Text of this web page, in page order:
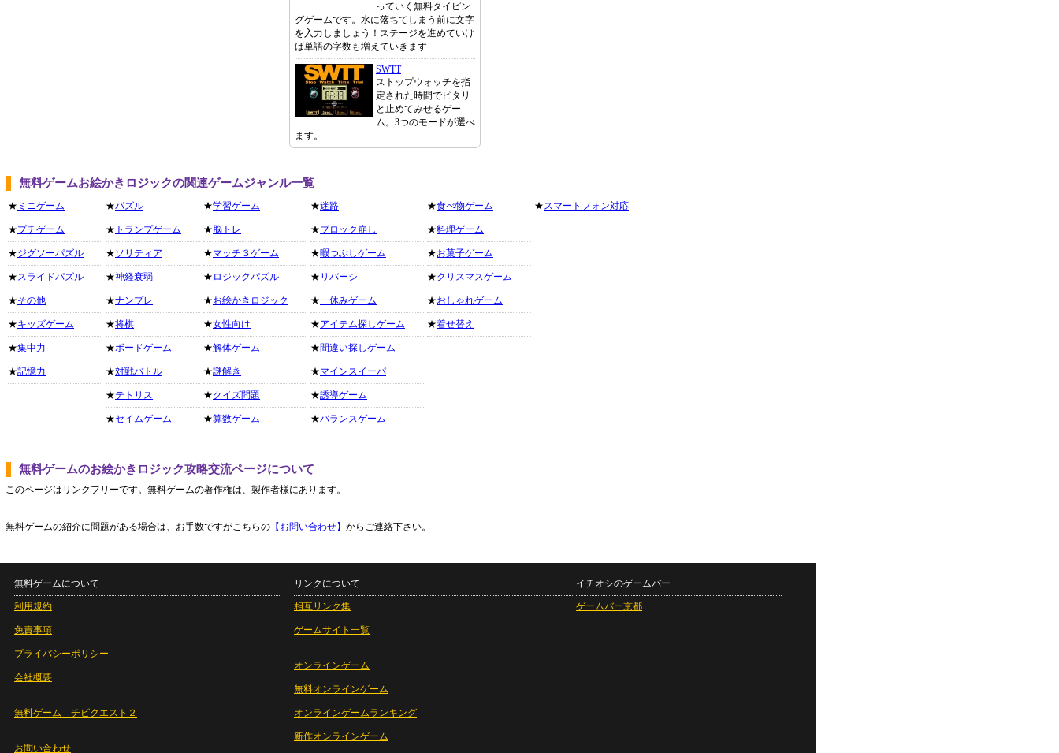
っていく無料タイピン
グゲームです。水に落ちてしまう前に文字
を入力しましょう！ステージを進めていけ
ば単語の字数も増えていきます
SWTT
ストップウォッチを指
定された時間でピタリ
と止めてみせるゲー
ム。3つのモードが選べ
ます。
無料ゲームお絵かきロジックの関連ゲームジャンル一覧
★ ミニゲーム
★プチゲーム
★ジグソーパズル
★スライドパズル
★その他
★キッズゲーム
★集中力
★記憶力
★パズル
★ トランプゲーム
★ソリティア
★神経衰弱
★ナンプレ
★将棋
★ボードゲーム
★対戦バトル
★テトリス
★セイムゲーム
★学習ゲーム
★脳トレ
★マッチ３ゲーム
★ ロジックパズル
★お絵かきロジック
★女性向け
★解体ゲーム
★謎解き
★クイズ問題
★算数ゲーム
★迷路
★ブロック崩し
★暇つぶしゲーム
★ リバーシ
★一休みゲーム
★アイテム探しゲーム
★間違い探しゲーム
★マインスイーパ
★誘導ゲーム
★バランスゲーム
★食べ物ゲーム
★料理ゲーム
★お菓子ゲーム
★クリスマスゲーム
★おしゃれゲーム
★着せ替え
★スマートフォン対応
無料ゲームのお絵かきロジック攻略交流ページについて
このページはリンクフリーです。無料ゲームの著作権は、製作者様にあります。
無料ゲームの紹介に問題がある場合は、お手数ですがこちらの 【お問い合わせ】 からご連絡下さい。
無料ゲームについて
利用規約
免責事項
プライバシーポリシー
会社概要
無料ゲーム チビクエスト２
お問い合わせ
リンクについて
相互リンク集
ゲームサイト一覧
オンラインゲーム
無料オンラインゲーム
オンラインゲームランキング
新作オンラインゲーム
イチオシのゲームバー
ゲームバー京都